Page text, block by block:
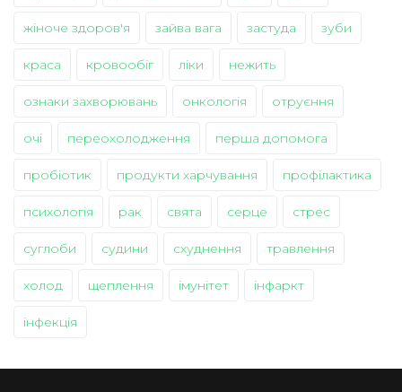
жіноче здоров'я зайва вага застуда зуби
краса кровообіг ліки нежить
ознаки захворювань онкологія отруєння
очі переохолодження перша допомога
пробіотик продукти харчування профілактика
психологія рак свята серце стрес
суглоби судини схуднення травлення
холод щеплення імунітет інфаркт
інфекція